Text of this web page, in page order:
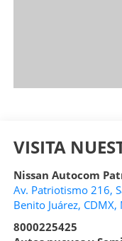
VISITA
Nissan Autocom
Av. Patriotismo 216,
Benito Juárez, CDMX,
8000225425